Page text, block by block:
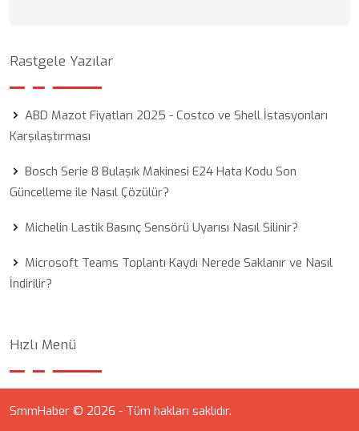
Rastgele Yazılar
ABD Mazot Fiyatları 2025 - Costco ve Shell İstasyonları
Karşılaştırması
Bosch Serie 8 Bulaşık Makinesi E24 Hata Kodu Son
Güncelleme ile Nasıl Çözülür?
Michelin Lastik Basınç Sensörü Uyarısı Nasıl Silinir?
Microsoft Teams Toplantı Kaydı Nerede Saklanır ve Nasıl
İndirilir?
Hızlı Menü
SmmHaber © 2026 - Tüm hakları saklıdır.